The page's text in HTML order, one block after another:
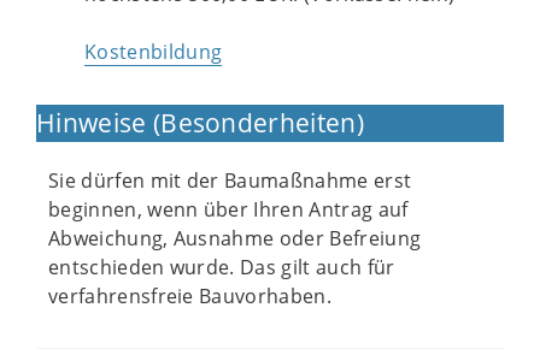
Kostenbildung
Hinweise (Besonderheiten)
Sie dürfen mit der Baumaßnahme erst
beginnen, wenn über Ihren Antrag auf
Abweichung, Ausnahme oder Befreiung
entschieden wurde. Das gilt auch für
verfahrensfreie Bauvorhaben.